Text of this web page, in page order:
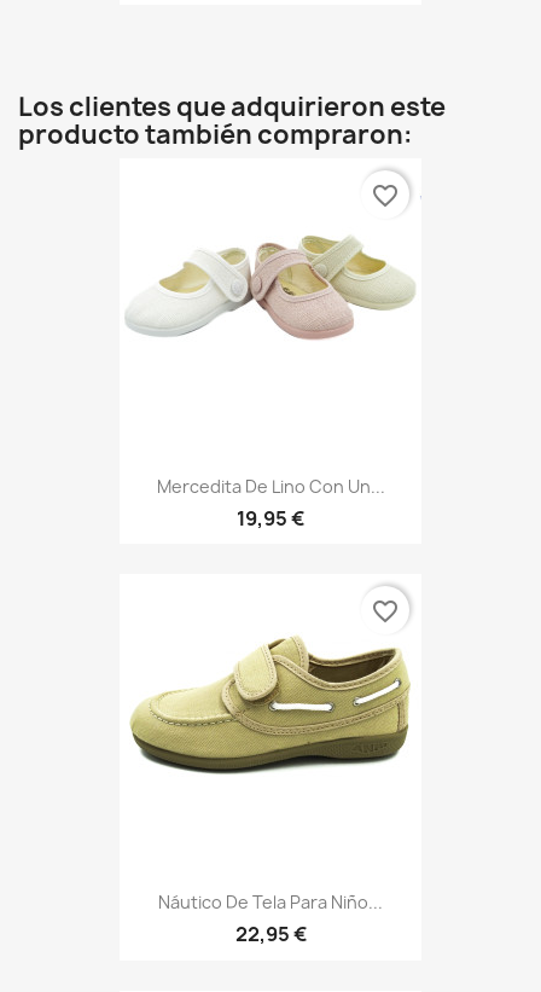
Los clientes que adquirieron este
producto también compraron:
Mercedita De Lino Con Un...
19,95 €
favorite_border
Náutico De Tela Para Niño...
22,95 €
favorite_border